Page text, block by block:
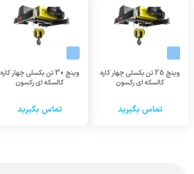
وینچ 25 تن بکسلی چهار کاره
کالسکه ای رکسون
تماس بگیرید
وینچ 30 تن بکسلی چهار کاره
کالسکه ای رکسون
تماس بگیرید